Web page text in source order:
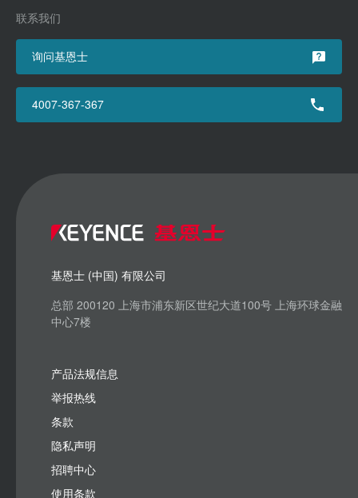
联系我们
询问基恩士
4007-367-367
基恩士 (中国) 有限公司
总部 200120 上海市浦东新区世纪大道100号 上海环球金融
中心7楼
产品法规信息
举报热线
条款
隐私声明
招聘中心
使用条款